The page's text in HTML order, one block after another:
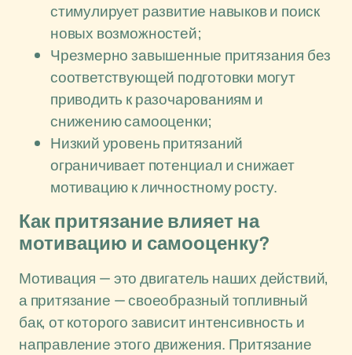
стимулирует развитие навыков и поиск
новых возможностей;
Чрезмерно завышенные притязания без
соответствующей подготовки могут
приводить к разочарованиям и
снижению самооценки;
Низкий уровень притязаний
ограничивает потенциал и снижает
мотивацию к личностному росту.
Как притязание влияет на
мотивацию и самооценку?
Мотивация — это двигатель наших действий,
а притязание — своеобразный топливный
бак, от которого зависит интенсивность и
направление этого движения. Притязание